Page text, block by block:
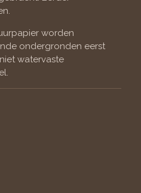
worden
ondergronden eerst
watervaste